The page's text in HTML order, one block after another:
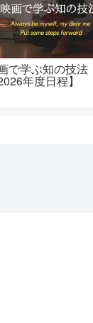
で学ぶ知の技法
年度日程】